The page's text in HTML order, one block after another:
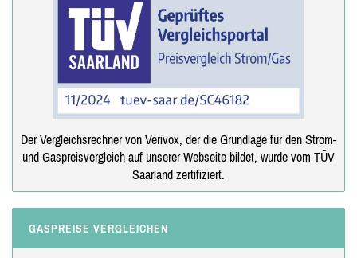
Der Vergleichsrechner von Verivox, der die Grundlage für den Strom-
und Gaspreisvergleich auf unserer Webseite bildet, wurde vom TÜV
Saarland zertifiziert.
GASPREISE VERGLEICHEN